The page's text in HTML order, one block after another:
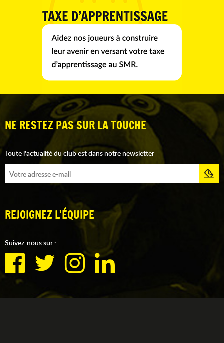
NE RESTEZ PAS SUR LA TOUCHE
Toute l'actualité du club est dans notre newsletter
REJOIGNEZ L'ÉQUIPE
Suivez-nous sur :